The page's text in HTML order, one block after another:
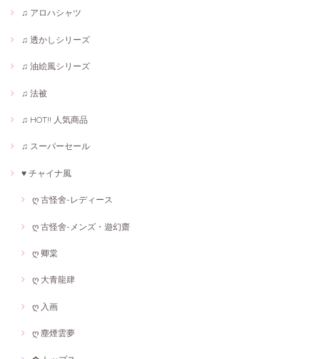
♫ アロハシャツ
♫ 透かしシリーズ
♫ 油絵風シリーズ
♫ 法被
♫ HOT!! 人気商品
♫ スーパーセール
♥ チャイナ風
ღ 古怪舍-レディース
ღ 古怪舍-メンズ・遊幻齋
ღ 卿棠
ღ 大青龍肆
ღ 入画
ღ 塵煙雲夢